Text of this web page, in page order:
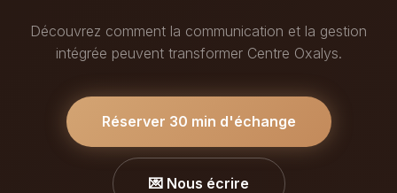
Découvrez comment la communication et la gestion
intégrée peuvent transformer Centre Oxalys.
Réserver 30 min d'échange
💌 Nous écrire